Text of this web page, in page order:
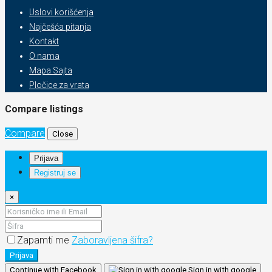
Uslovi korišćenja
Najčešća pitanja
Kontakt
O nama
Mapa Sajta
Pločice za vrata
Compare listings
Compare Close
Prijava
Registruj se
×
Zapamti me Zaboravljena šifra?
Prijava
Continue with Facebook
Sign in with google